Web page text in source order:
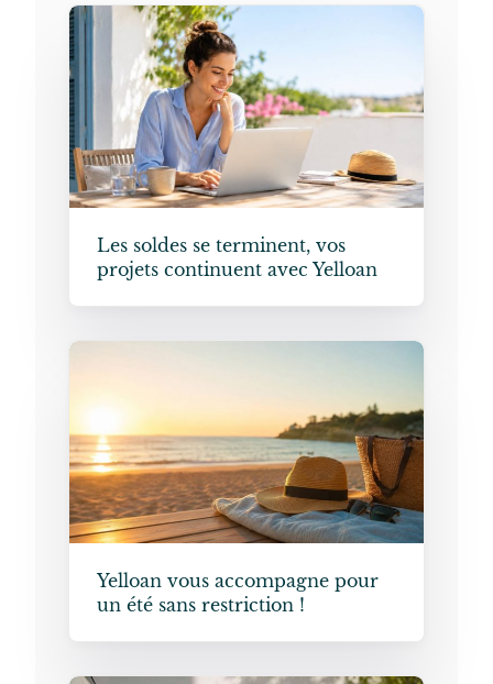
Les soldes se terminent, vos
projets continuent avec Yelloan
Yelloan vous accompagne pour
un été sans restriction !